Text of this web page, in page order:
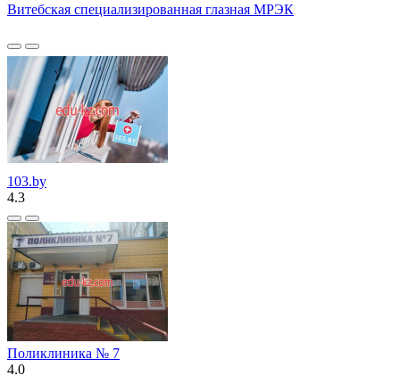
Витебская специализированная глазная МРЭК
103.by
4.3
Поликлиника № 7
4.0